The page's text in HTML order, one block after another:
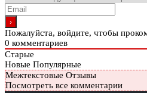
Пожалуйста, войдите, чтобы
0 комментариев
Старые
Новые Популярные
Межтекстовые Отзывы
Посмотреть все комментарии